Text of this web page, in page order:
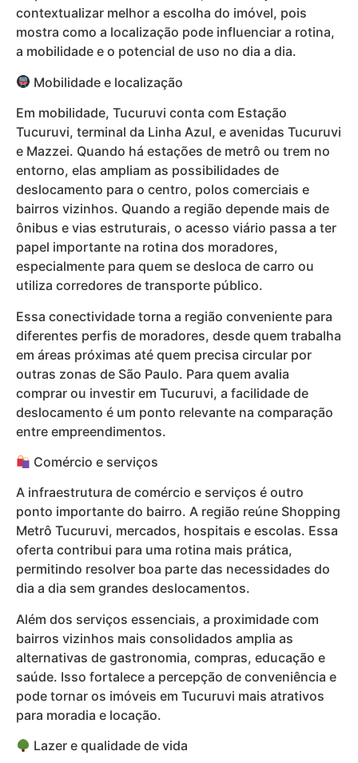
contextualizar melhor a escolha do imóvel, pois
mostra como a localização pode influenciar a rotina,
a mobilidade e o potencial de uso no dia a dia.
Mobilidade e localização
Em mobilidade, Tucuruvi conta com Estação
Tucuruvi, terminal da Linha Azul, e avenidas Tucuruvi
e Mazzei. Quando há estações de metrô ou trem no
entorno, elas ampliam as possibilidades de
deslocamento para o centro, polos comerciais e
bairros vizinhos. Quando a região depende mais de
ônibus e vias estruturais, o acesso viário passa a ter
papel importante na rotina dos moradores,
especialmente para quem se desloca de carro ou
utiliza corredores de transporte público.
Essa conectividade torna a região conveniente para
diferentes perfis de moradores, desde quem trabalha
em áreas próximas até quem precisa circular por
outras zonas de São Paulo. Para quem avalia
comprar ou investir em Tucuruvi, a facilidade de
deslocamento é um ponto relevante na comparação
entre empreendimentos.
Comércio e serviços
A infraestrutura de comércio e serviços é outro
ponto importante do bairro. A região reúne Shopping
Metrô Tucuruvi, mercados, hospitais e escolas. Essa
oferta contribui para uma rotina mais prática,
permitindo resolver boa parte das necessidades do
dia a dia sem grandes deslocamentos.
Além dos serviços essenciais, a proximidade com
bairros vizinhos mais consolidados amplia as
alternativas de gastronomia, compras, educação e
saúde. Isso fortalece a percepção de conveniência e
pode tornar os imóveis em Tucuruvi mais atrativos
para moradia e locação.
Lazer e qualidade de vida